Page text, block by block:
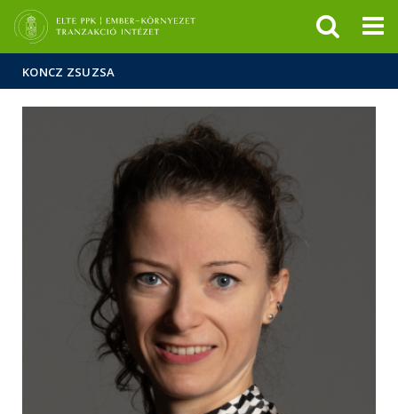
Hírek
Események
ELTE a
sajtóban
KONCZ ZSUZSA